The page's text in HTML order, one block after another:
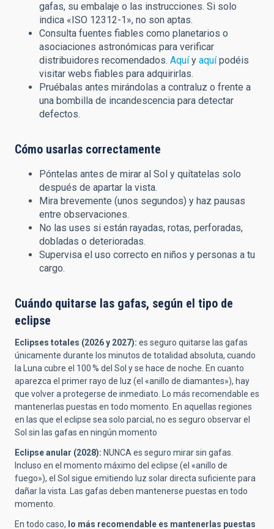
gafas, su embalaje o las instrucciones. Si solo
indica «ISO 12312-1», no son aptas.
Consulta fuentes fiables como planetarios o
asociaciones astronómicas para verificar
distribuidores recomendados. Aquíy aquípodéis
visitar webs fiables para adquirirlas.
Pruébalas antes mirándolas a contraluz o frente a
una bombilla de incandescencia para detectar
defectos.
Cómo usarlas correctamente
Póntelas antes de mirar al Sol y quítatelas solo
después de apartar la vista.
Mira brevemente (unos segundos) y haz pausas
entre observaciones.
No las uses si están rayadas, rotas, perforadas,
dobladas o deterioradas.
Supervisa el uso correcto en niños y personas a tu
cargo.
Cuándo quitarse las gafas, según el tipo de
eclipse
Eclipses totales (2026 y 2027): es seguro quitarse las gafas
únicamente durante los minutos de totalidad absoluta, cuando
la Luna cubre el 100 % del Sol y se hace de noche. En cuanto
aparezca el primer rayo de luz (el «anillo de diamantes»), hay
que volver a protegerse de inmediato. Lo más recomendable es
mantenerlas puestas en todo momento. En aquellas regiones
en las que el eclipse sea solo parcial, no es seguro observar el
Sol sin las gafas en ningún momento
Eclipse anular (2028): NUNCA es seguro mirar sin gafas.
Incluso en el momento máximo del eclipse (el «anillo de
fuego»), el Sol sigue emitiendo luz solar directa suficiente para
dañar la vista. Las gafas deben mantenerse puestas en todo
momento.
En todo caso, lo más recomendable es mantenerlas puestas